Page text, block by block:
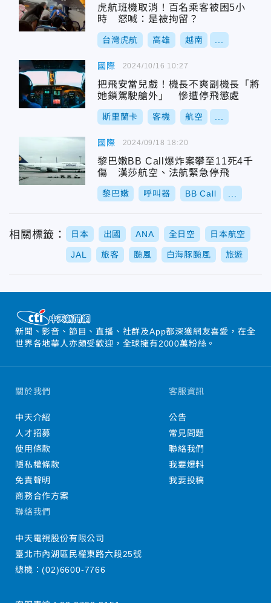
虎航班機取消！百名乘客被困5小
時 怒喊：是被拘留？
台灣虎航 高雄 越南
國際
把飛安當兒戲！機長不爽副機長「將
她鎖駕駛艙外」 慘遭停飛懲處
斯里蘭卡 客機 航空
2024/10/16 10:27
國際
黎巴嫩BB Call爆炸案攀至11死4千
傷 漢莎航空、法航緊急停飛
黎巴嫩 呼叫器 BB Call
2024/09/18 18:20
相關標籤： 日本 出國 ANA 全日空 日本航空
JAL 旅客 颱風 白海豚颱風 旅遊
新聞、影音、節目、直播、社群及App都深獲網友喜愛，在全
世界各地華人亦頗受歡迎，全球擁有2000萬粉絲。
關於我們
中天介紹
人才招募
使用條款
隱私權條款
免責聲明
商務合作方案
客服資訊
公告
常見問題
聯絡我們
我要爆料
我要投稿
聯絡我們
中天電視股份有限公司
臺北市內湖區民權東路六段25號
總機：(02)6600-7766